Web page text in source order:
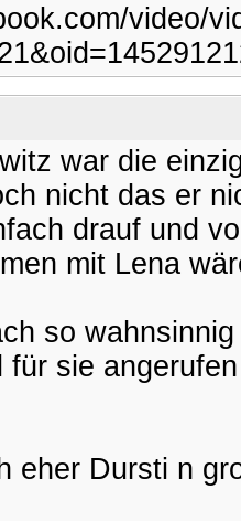
video/
war die
nicht das er
drauf und
mit Lena
so
für sie
eher Dursti n